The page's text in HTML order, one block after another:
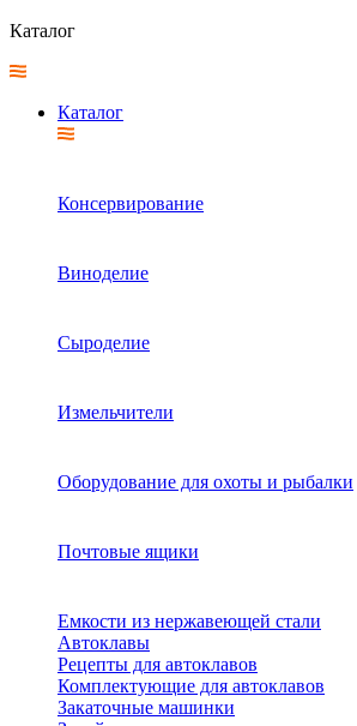
Каталог
Каталог
Консервирование
Виноделие
Сыроделие
Измельчители
Оборудование для охоты и рыбалки
Почтовые ящики
Емкости из нержавеющей стали
Автоклавы
Рецепты для автоклавов
Комплектующие для автоклавов
Закаточные машинки